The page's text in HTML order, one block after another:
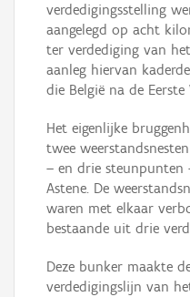
verdedigingsstelling
aangelegd op acht
ter verdediging van
aanleg hiervan
die België na de
Het eigenlijke
twee
– en drie steunpunten
Astene. De
waren met elkaar
bestaande uit drie
Deze bunker maakte
verdedigingslijn van